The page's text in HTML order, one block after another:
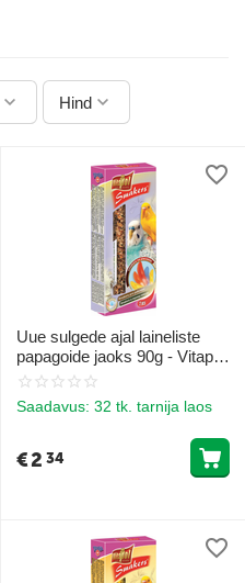
Hind
Uue sulgede ajal laineliste
papagoide jaoks 90g - Vitapol
STANDARD Smakers
jaoks
Saadavus: 32 tk. tarnija laos
€2 34